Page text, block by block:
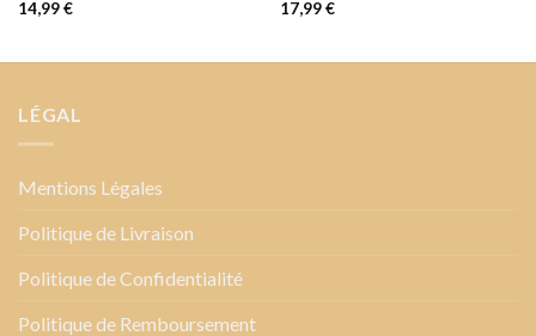
14,99€
17,99€
LÉGAL
Mentions Légales
Politique de Livraison
Politique de Confidentialité
Politique de Remboursement